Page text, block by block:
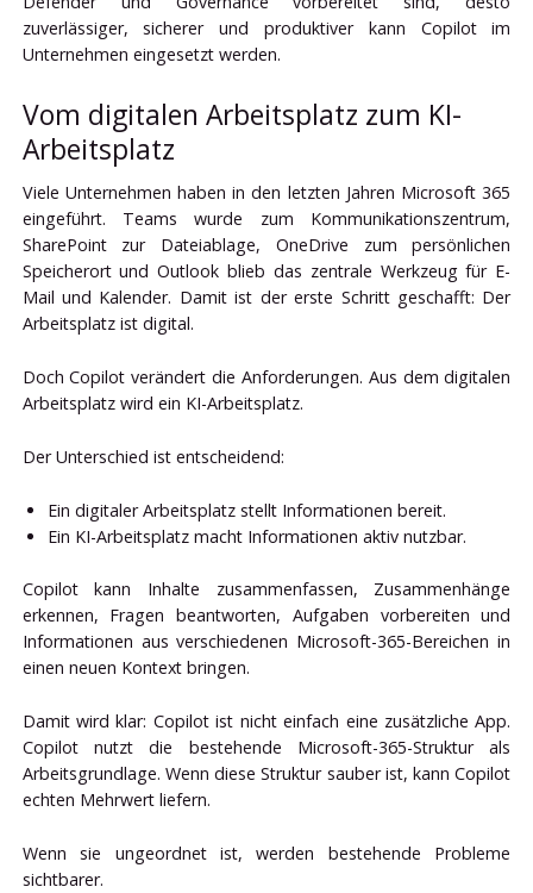
zuverlässiger, sicherer und produktiver kann Copilot im
Unternehmen eingesetzt werden.
Vom digitalen Arbeitsplatz zum KI-
Arbeitsplatz
Viele Unternehmen haben in den letzten Jahren Microsoft 365
eingeführt. Teams wurde zum Kommunikationszentrum,
SharePoint zur Dateiablage, OneDrive zum persönlichen
Speicherort und Outlook blieb das zentrale Werkzeug für E-
Mail und Kalender. Damit ist der erste Schritt geschafft: Der
Arbeitsplatz ist digital.
Doch Copilot verändert die Anforderungen. Aus dem digitalen
Arbeitsplatz wird ein KI-Arbeitsplatz.
Der Unterschied ist entscheidend:
Ein digitaler Arbeitsplatz stellt Informationen bereit.
Ein KI-Arbeitsplatz macht Informationen aktiv nutzbar.
Copilot kann Inhalte zusammenfassen, Zusammenhänge
erkennen, Fragen beantworten, Aufgaben vorbereiten und
Informationen aus verschiedenen Microsoft-365-Bereichen in
einen neuen Kontext bringen.
Damit wird klar: Copilot ist nicht einfach eine zusätzliche App.
Copilot nutzt die bestehende Microsoft-365-Struktur als
Arbeitsgrundlage. Wenn diese Struktur sauber ist, kann Copilot
echten Mehrwert liefern.
Wenn sie ungeordnet ist, werden bestehende Probleme
sichtbarer.